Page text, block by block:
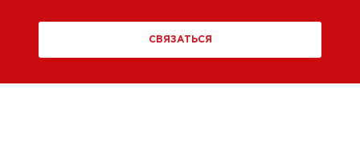
СВЯЗАТЬСЯ